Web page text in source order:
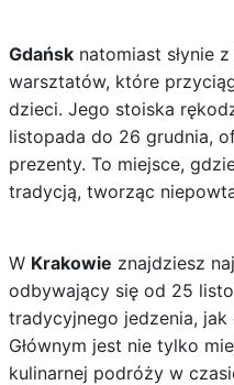
Gdańsknatomiast słynie
warsztatów, które
dzieci. Jego stoiska
listopada do 26 grudnia,
prezenty. To miejsce,
tradycją, tworząc
W Krakowie znajdziesz
odbywający się od 25
tradycyjnego jedzenia, jak
Głównym jest nie tylko
kulinarnej podróży w